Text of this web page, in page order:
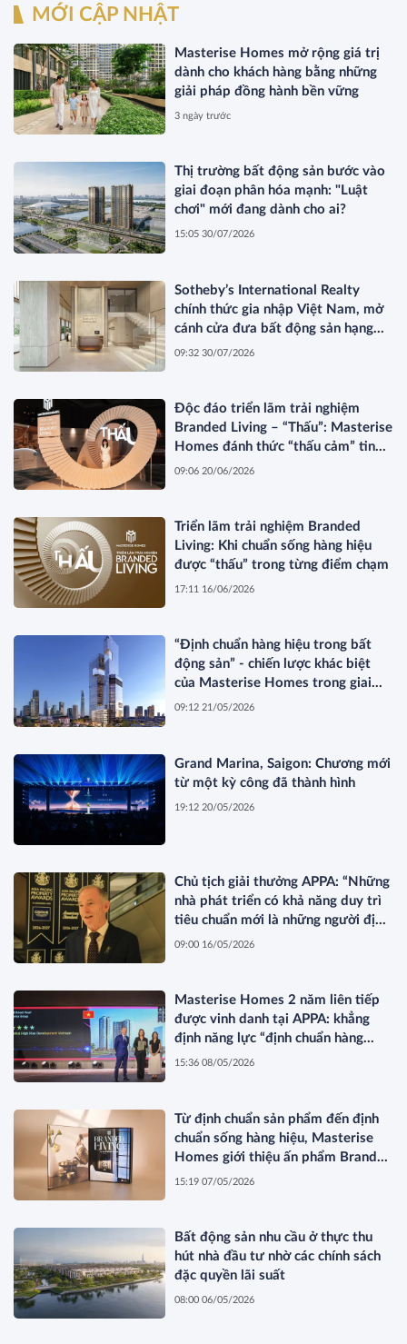
MỚI CẬP NHẬT
Masterise Homes mở rộng giá trị
dành cho khách hàng bằng những
giải pháp đồng hành bền vững
3 ngày trước
Thị trường bất động sản bước vào
giai đoạn phân hóa mạnh: "Luật
chơi" mới đang dành cho ai?
15:05 30/07/2026
Sotheby’s International Realty
chính thức gia nhập Việt Nam, mở
cánh cửa đưa bất động sản hạng
sang kết nối toàn cầu
09:32 30/07/2026
Độc đáo triển lãm trải nghiệm
Branded Living – “Thấu”: Masterise
Homes đánh thức “thấu cảm” tinh
hoa về không gian sống hàng hiệu
09:06 20/06/2026
Triển lãm trải nghiệm Branded
Living: Khi chuẩn sống hàng hiệu
được “thấu” trong từng điểm chạm
17:11 16/06/2026
“Định chuẩn hàng hiệu trong bất
động sản” - chiến lược khác biệt
của Masterise Homes trong giai
đoạn thị trường tái cấu trúc
09:12 21/05/2026
Grand Marina, Saigon: Chương mới
từ một kỳ công đã thành hình
19:12 20/05/2026
Chủ tịch giải thưởng APPA: “Những
nhà phát triển có khả năng duy trì
tiêu chuẩn mới là những người định
hình thị trường”
09:00 16/05/2026
Masterise Homes 2 năm liên tiếp
được vinh danh tại APPA: khẳng
định năng lực “định chuẩn hàng
hiệu” được quốc tế công nhận
15:36 08/05/2026
Từ định chuẩn sản phẩm đến định
chuẩn sống hàng hiệu, Masterise
Homes giới thiệu ấn phẩm Branded
Living Magazine
15:19 07/05/2026
Bất động sản nhu cầu ở thực thu
hút nhà đầu tư nhờ các chính sách
đặc quyền lãi suất
08:00 06/05/2026